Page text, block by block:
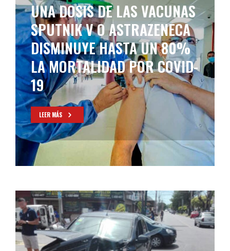
UNA DOSIS DE LAS VACUNAS
SPUTNIK V O ASTRAZENECA
DISMINUYE HASTA UN 80%
LA MORTALIDAD POR COVID-
19
LEER MÁS